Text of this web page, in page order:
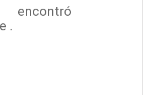
encontró
.